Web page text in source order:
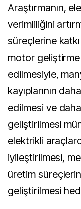
Araştırmanın,
verimliliğini
süreçlerine
motor
edilmesiyle,
kayıplarının
edilmesi ve
geliştirilmesi
elektrikli
iyileştirilmesi,
üretim
geliştirilmesi